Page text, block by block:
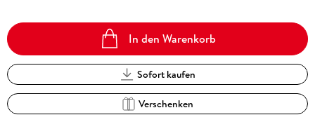
In den Warenkorb
Sofort kaufen
Verschenken